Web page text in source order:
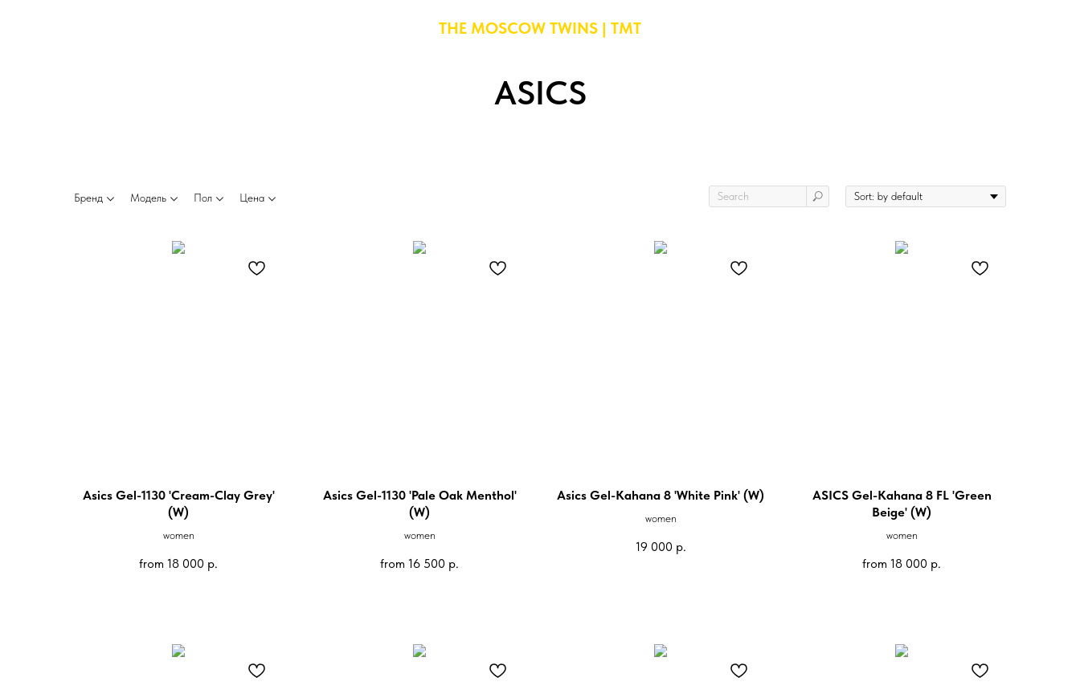
THE MOSCOW TWINS | TMT
ASICS
Бренд Модель Пол Цена
Asics Gel-1130 'Cream-Clay Grey'
(W)
women
from 18 000 р.
Asics Gel-1130 'Pale Oak Menthol'
(W)
women
from 16 500 р.
Asics Gel-Kahana 8 'White Pink' (W)
women
19 000 р.
ASICS Gel-Kahana 8 FL 'Green
Beige' (W)
women
from 18 000 р.